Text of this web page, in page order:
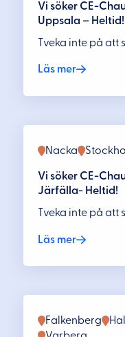
Vi söker CE-
Uppsala – Heltid!
Tveka inte på att
Läs mer
Nacka
Vi söker CE-
Järfälla- Heltid!
Tveka inte på att
Läs mer
Falkenberg